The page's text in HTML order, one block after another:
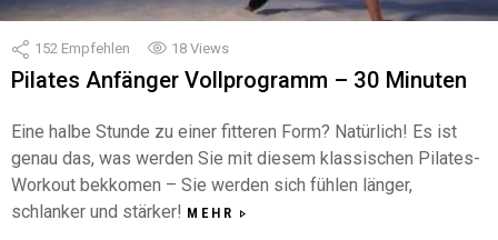
152 Empfehlen 18 Views
Pilates Anfänger Vollprogramm – 30 Minuten
Eine halbe Stunde zu einer fitteren Form? Natürlich! Es ist
genau das, was werden Sie mit diesem klassischen Pilates-
Workout bekkomen – Sie werden sich fühlen länger,
schlanker und stärker! MEHR